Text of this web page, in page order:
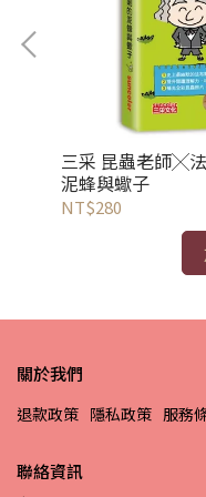
三采 昆蟲老師╳
泥蜂與蠍子
NT$280
關於我們
退款政策 隱私政策 服務
聯絡資訊